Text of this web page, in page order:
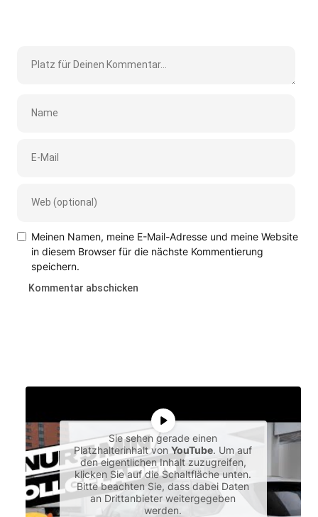
Meinen Namen, meine E-Mail-Adresse und meine Website
in diesem Browser für die nächste Kommentierung
speichern.
Sie sehen gerade einen
Platzhalterinhalt vonYouTube. Um auf
den eigentlichen Inhalt zuzugreifen,
klicken Sie auf die Schaltfläche unten.
Bitte beachten Sie, dass dabei Daten
an Drittanbieter weitergegeben
werden.